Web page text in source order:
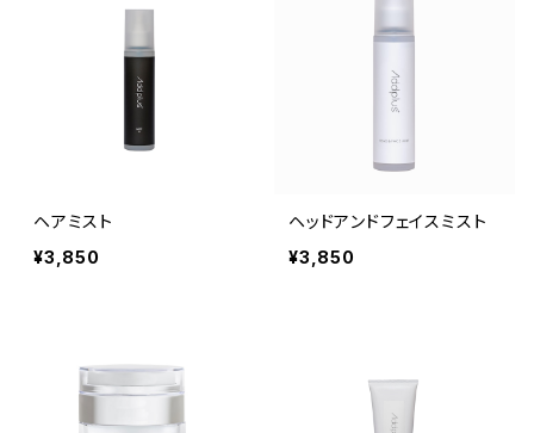
ヘアミスト
¥3,850
ヘッドアンドフェイスミスト
¥3,850